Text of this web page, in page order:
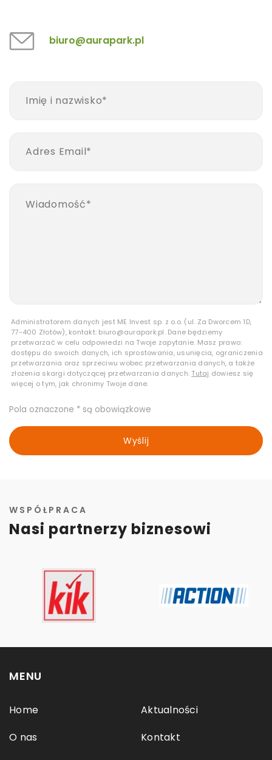
biuro@aurapark.pl
Administratorem danych jest ME Invest sp. z o.o. (ul. Za Dworcem 1D,
77-400 Złotów), kontakt: biuro@aurapark.pl. Dane będziemy
przetwarzać w celu odpowiedzi na Twoje zapytanie. Masz prawo:
dostępu do swoich danych, ich sprostowania, usunięcia, ograniczenia
przetwarzania oraz sprzeciwu wobec przetwarzania danych, a także
złożenia skargi dotyczącej przetwarzania danych. Tutaj dowiesz się
więcej o tym, jak chronimy Twoje dane.
Pola oznaczone * są obowiązkowe
Wyślij
WSPÓŁPRACA
Nasi partnerzy biznesowi
MENU
Home
O nas
Aktualności
Kontakt